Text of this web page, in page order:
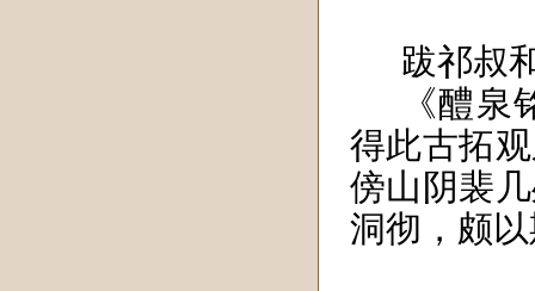
跋祁叔
《醴
得此古拓
傍山阴裴
洞彻，颇